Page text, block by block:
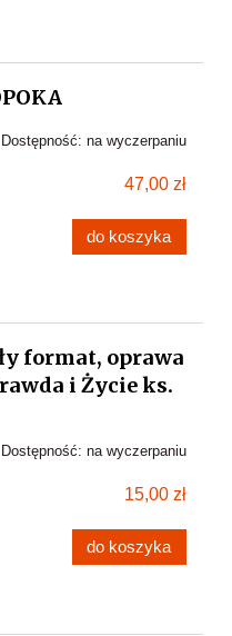
Dostępność: na wyczerpaniu
47,00 zł
do koszyka
format, oprawa
i Życie ks.
Dostępność: na wyczerpaniu
15,00 zł
do koszyka